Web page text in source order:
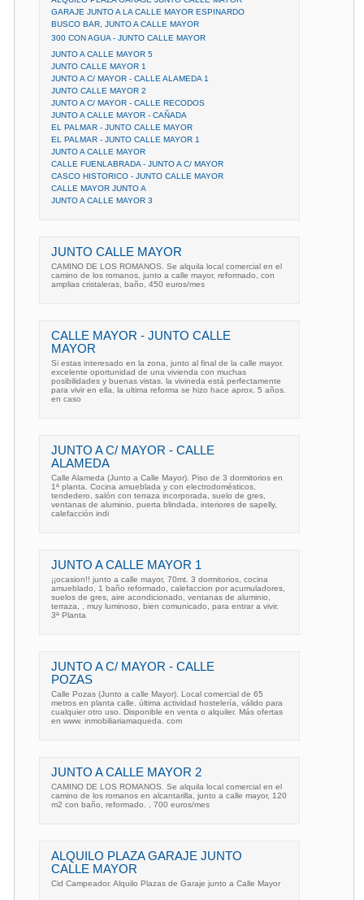
GARAJE JUNTO A LA CALLE MAYOR ESPINARDO
BUSCO BAR, JUNTO A CALLE MAYOR
300 CON AGUA - JUNTO CALLE MAYOR
JUNTO A CALLE MAYOR 5
JUNTO CALLE MAYOR 1
JUNTO A C/ MAYOR - CALLE ALAMEDA 1
JUNTO CALLE MAYOR 2
JUNTO A C/ MAYOR - CALLE RECODOS
JUNTO A CALLE MAYOR - CAÑADA
EL PALMAR - JUNTO CALLE MAYOR
EL PALMAR - JUNTO CALLE MAYOR 1
JUNTO A CALLE MAYOR
CALLE FUENLABRADA - JUNTO A C/ MAYOR
CASCO HISTORICO - JUNTO CALLE MAYOR
CALLE MAYOR JUNTO A
JUNTO A CALLE MAYOR 3
JUNTO CALLE MAYOR
CAMINO DE LOS ROMANOS. Se alquila local comercial en el
camino de los romanos, junto a calle mayor, reformado, con
amplias cristaleras, baño, 450 euros/mes
CALLE MAYOR - JUNTO CALLE
MAYOR
Si estas interesado en la zona, junto al final de la calle mayor.
excelente oportunidad de una vivienda con muchas
posibilidades y buenas vistas. la vivineda está perfectamente
para vivir en ella, la ultima reforma se hizo hace aprox. 5 años.
en caso
JUNTO A C/ MAYOR - CALLE
ALAMEDA
Calle Alameda (Junto a Calle Mayor). Piso de 3 dormitorios en
1ª planta. Cocina amueblada y con electrodomésticos,
tendedero, salón con terraza incorporada, suelo de gres,
ventanas de aluminio, puerta blindada, interiores de sapelly,
calefacción indi
JUNTO A CALLE MAYOR 1
¡¡ocasion!! junto a calle mayor, 70mt. 3 dormitorios, cocina
amueblado, 1 baño reformado, calefaccion por acumuladores,
suelos de gres, aire acondicionado, ventanas de aluminio,
terraza, , muy luminoso, bien comunicado, para entrar a vivir.
3ª Planta
JUNTO A C/ MAYOR - CALLE
POZAS
Calle Pozas (Junto a calle Mayor). Local comercial de 65
metros en planta calle. última actividad hostelería, válido para
cualquier otro uso. Disponible en venta o alquiler. Más ofertas
en www. inmobiliariamaqueda. com
JUNTO A CALLE MAYOR 2
CAMINO DE LOS ROMANOS. Se alquila local comercial en el
camino de los romanos en alcantarilla, junto a calle mayor, 120
m2 con baño, reformado. , 700 euros/mes
ALQUILO PLAZA GARAJE JUNTO
CALLE MAYOR
Cid Campeador. Alquilo Plazas de Garaje junto a Calle Mayor